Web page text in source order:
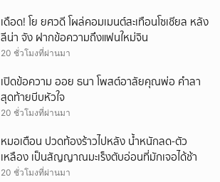
เดือด! โย ยศวดี โผล่คอมเมนต์สะเทือนโซเชียล หลัง
ลีน่า จัง ฝากข้อความถึงแฟนใหม่จิน
20 ชั่วโมงที่ผ่านมา
เปิดข้อความ ออย ธนา โพสต์อาลัยคุณพ่อ คำลา
สุดท้ายบีบหัวใจ
20 ชั่วโมงที่ผ่านมา
หมอเตือน ปวดท้องร้าวไปหลัง น้ำหนักลด-ตัว
เหลือง เป็นสัญญาณมะเร็งตับอ่อนที่มักเจอได้ช้า
20 ชั่วโมงที่ผ่านมา